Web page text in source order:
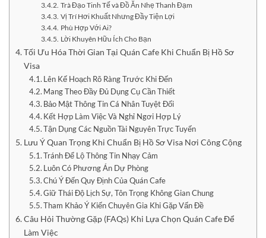
Trà Đạo Tinh Tế và Đồ Ăn Nhẹ Thanh Đạm
Vị Trí Hơi Khuất Nhưng Đầy Tiện Lợi
Phù Hợp Với Ai?
Lời Khuyên Hữu Ích Cho Bạn
Tối Ưu Hóa Thời Gian Tại Quán Cafe Khi Chuẩn Bị Hồ Sơ
Visa
Lên Kế Hoạch Rõ Ràng Trước Khi Đến
Mang Theo Đầy Đủ Dụng Cụ Cần Thiết
Bảo Mật Thông Tin Cá Nhân Tuyệt Đối
Kết Hợp Làm Việc Và Nghỉ Ngơi Hợp Lý
Tận Dụng Các Nguồn Tài Nguyên Trực Tuyến
Lưu Ý Quan Trọng Khi Chuẩn Bị Hồ Sơ Visa Nơi Công Cộng
Tránh Để Lộ Thông Tin Nhạy Cảm
Luôn Có Phương Án Dự Phòng
Chú Ý Đến Quy Định Của Quán Cafe
Giữ Thái Độ Lịch Sự, Tôn Trọng Không Gian Chung
Tham Khảo Ý Kiến Chuyên Gia Khi Gặp Vấn Đề
Câu Hỏi Thường Gặp (FAQs) Khi Lựa Chọn Quán Cafe Để
Làm Việc